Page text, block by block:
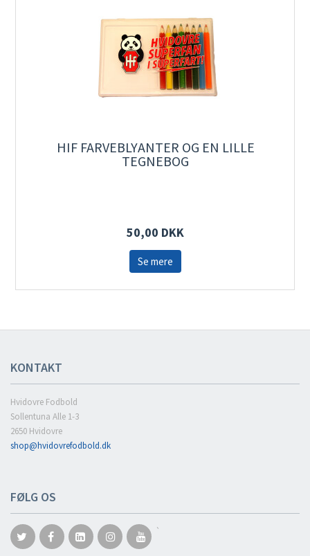
HIF FARVEBLYANTER OG EN LILLE
TEGNEBOG
50,00 DKK
Se mere
KONTAKT
Hvidovre Fodbold
Sollentuna Alle 1-3
2650 Hvidovre
shop@hvidovrefodbold.dk
FØLG OS
`